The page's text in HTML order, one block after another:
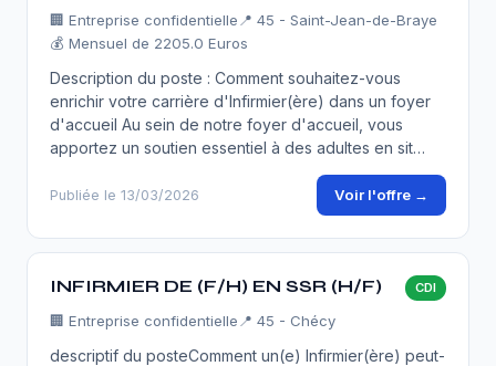
🏢 Entreprise confidentielle 📍 45 - Saint-Jean-de-Braye
💰 Mensuel de 2205.0 Euros
Description du poste : Comment souhaitez-vous
enrichir votre carrière d'Infirmier(ère) dans un foyer
d'accueil Au sein de notre foyer d'accueil, vous
apportez un soutien essentiel à des adultes en sit…
Publiée le 13/03/2026 Voir l'offre →
INFIRMIER DE (F/H) EN SSR (H/F) CDI
🏢 Entreprise confidentielle 📍 45 - Chécy
descriptif du posteComment un(e) Infirmier(ère) peut-